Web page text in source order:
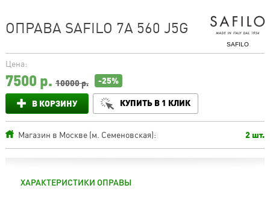
SAFILO
ОПРАВА SAFILO 7A 560 J5G
Цена:
7500р. 10000 р. -25%
В КОРЗИНУ КУПИТЬ В 1 КЛИК
Магазин в Москве (м. Семеновская): 2 шт.
ХАРАКТЕРИСТИКИ ОПРАВЫ